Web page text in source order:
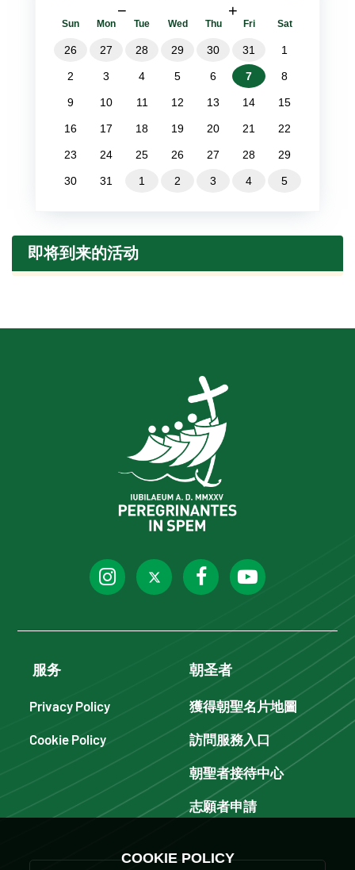
− +
Sun Mon Tue Wed Thu Fri Sat
26 27 28 29 30 31 1
2 3 4 5 6 7 8
9 10 11 12 13 14 15
16 17 18 19 20 21 22
23 24 25 26 27 28 29
30 31 1 2 3 4 5
即将到来的活动
服务
Privacy Policy
Cookie Policy
朝圣者
獲得朝聖名片地圖
訪問服務入口
朝聖者接待中心
志願者申請
COOKIE POLICY